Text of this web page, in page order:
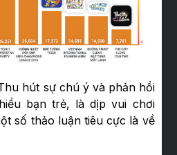
hút sự chú ý và phản hồi
bạn trẻ, là dịp vui chơi
số thảo luận tiêu cực là về